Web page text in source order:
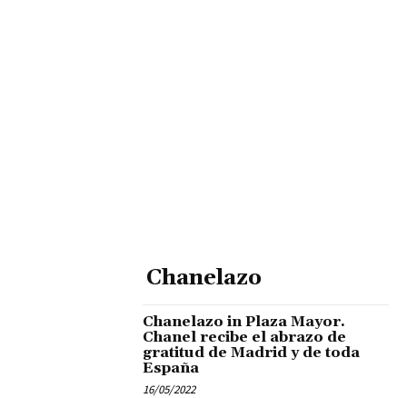
Chanelazo
Chanelazo in Plaza Mayor.
Chanel recibe el abrazo de
gratitud de Madrid y de toda
España
16/05/2022